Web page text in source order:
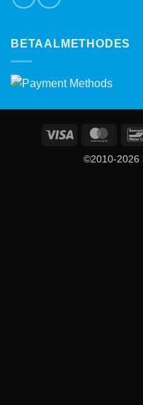
BETAALMETHODES
Visa
©2010-2026